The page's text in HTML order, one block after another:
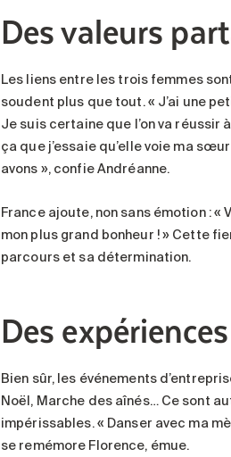
Des valeurs
Les liens entre les trois femmes
soudent plus que tout. « J’ai une
Je suis certaine que l’on va réussir
ça que j’essaie qu’elle voie ma
avons », confie Andréanne.
France ajoute, non sans émotion : «
mon plus grand bonheur ! » Cette
parcours et sa détermination.
Des
Bien sûr, les événements
Noël, Marche des aînés… Ce sont
impérissables. « Danser avec ma
se remémore Florence, émue.